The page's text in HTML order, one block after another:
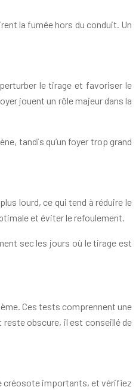
la fumée hors du conduit. Un
le tirage et favoriser le
jouent un rôle majeur dans la
tandis qu’un foyer trop grand
lourd, ce qui tend à réduire le
et éviter le refoulement.
sec les jours où le tirage est
Ces tests comprennent une
obscure, il est conseillé de
créosote importants, et vérifiez